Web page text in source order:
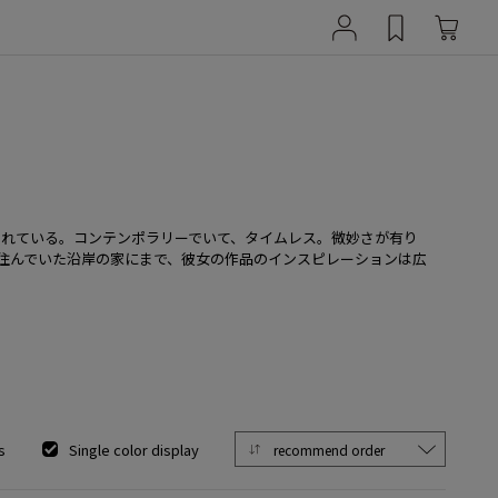
ている。コンテンポラリーでいて、タイムレス。微妙さが有り
でいた沿岸の家にまで、彼女の作品のインスピレーションは広
Single color display